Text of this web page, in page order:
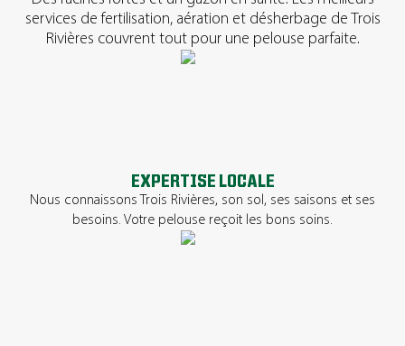
services de fertilisation, aération et désherbage de Trois
Rivières couvrent tout pour une pelouse parfaite.
EXPERTISE LOCALE
Nous connaissons Trois Rivières, son sol, ses saisons et ses
besoins. Votre pelouse reçoit les bons soins.